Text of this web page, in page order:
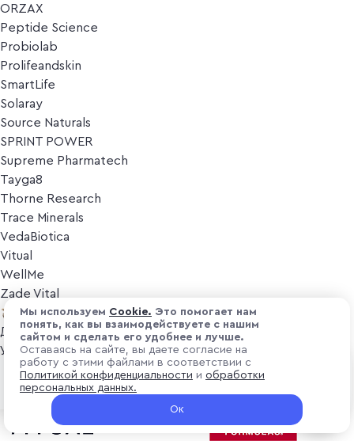
ORZAX
Peptide Science
Probiolab
Prolifeandskin
SmartLife
Solaray
Source Naturals
SPRINT POWER
Supreme Pharmatech
Tayga8
Thorne Research
Trace Minerals
VedaBiotica
Vitual
WellMe
Zade Vital
Косметика
Дезодоранты
Уход за лицом
Уход за телом
Популярные бренды
₽ 2 400
+ 72 ₽ витуальками
В корзину
Мы используем Cоokіе. Это помогает нам
понять, как вы взаимодействуете с нашим
сайтом и сделать его удобнее и лучше.
Оставаясь на сайте, вы даете согласие на
работу с этими файлами в соответствии с
Политикой конфиденциальности и обработки
персональных данных.
Ок